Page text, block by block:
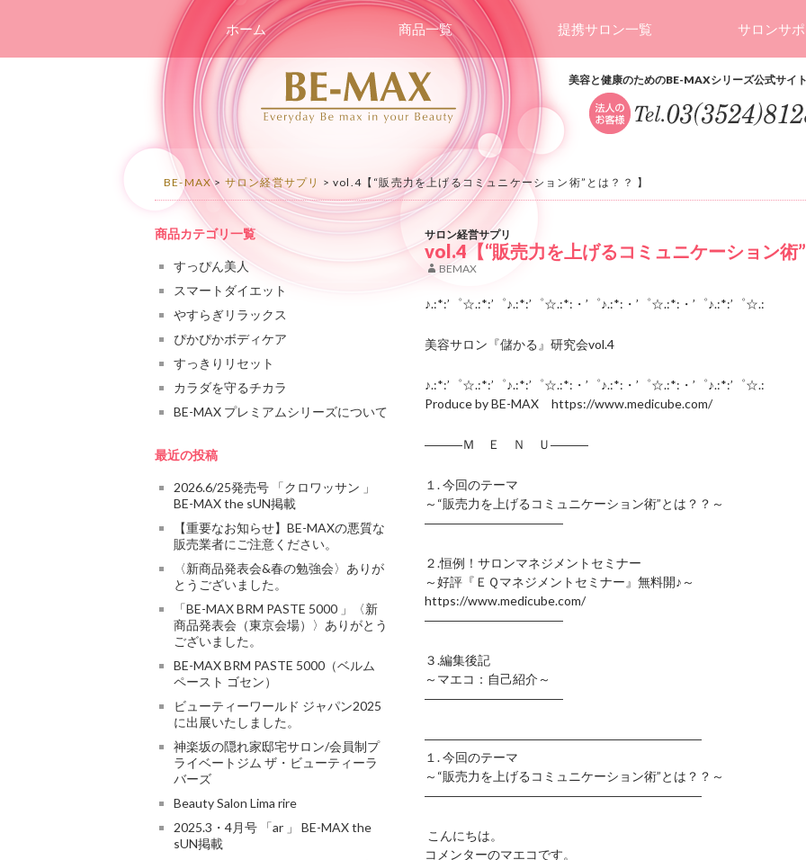
ホーム
商品一覧 提携サロン一覧 サロンサポ
美容と健康のためのBE-MAXシリーズ公式サイ
BE-MAX> サロン経営サプリ >vol.4【“販売力を上げるコミュニケーション術”とは？？ 】
サロン経営サプリ
vol.4【“販売力を上げるコミュニケーション術”
BEMAX
♪.:*:’゜☆.:*:’゜♪.:*:’゜☆.:*:・’゜♪.:*:・’゜☆.:*:・’゜♪.:*:’゜☆.:
美容サロン『儲かる』研究会vol.4
♪.:*:’゜☆.:*:’゜♪.:*:’゜☆.:*:・’゜♪.:*:・’゜☆.:*:・’゜♪.:*:’゜☆.:
Produce by BE-MAX https://www.medicube.com/
―――Ｍ Ｅ Ｎ Ｕ―――
１. 今回のテーマ
～“販売力を上げるコミュニケーション術”とは？？～
―――――――――――
２.恒例！サロンマネジメントセミナー
～好評『ＥＱマネジメントセミナー』無料開♪～
https://www.medicube.com/
―――――――――――
３.編集後記
～マエコ：自己紹介～
―――――――――――
――――――――――――――――――――――
１. 今回のテーマ
～“販売力を上げるコミュニケーション術”とは？？～
――――――――――――――――――――――
こんにちは。
コメンターのマエコです。
商品カテゴリ一覧
すっぴん美人
スマートダイエット
やすらぎリラックス
ぴかぴかボディケア
すっきりリセット
カラダを守るチカラ
BE-MAX プレミアムシリーズについて
最近の投稿
2026.6/25発売号 「クロワッサン 」
BE-MAX the sUN掲載
【重要なお知らせ】BE-MAXの悪質な
販売業者にご注意ください。
〈新商品発表会&春の勉強会〉ありが
とうございました。
「BE-MAX BRM PASTE 5000 」〈新
商品発表会（東京会場）〉ありがとう
ございました。
BE-MAX BRM PASTE 5000（ベルム
ペースト ゴセン）
ビューティーワールド ジャパン2025
に出展いたしました。
神楽坂の隠れ家邸宅サロン/会員制プ
ライベートジム ザ・ビューティーラ
バーズ
Beauty Salon Lima rire
2025.3・4月号 「ar 」 BE-MAX the
sUN掲載